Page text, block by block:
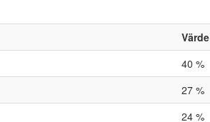
Värde
40 %
27 %
24 %